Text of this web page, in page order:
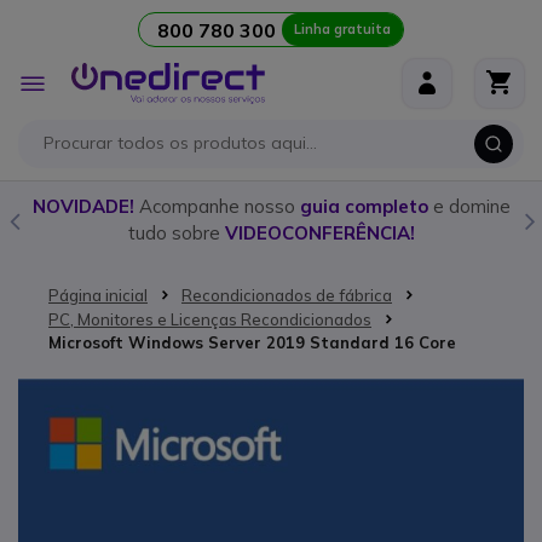
800 780 300 Linha gratuita
Alternar
Nav
NOVIDADE! Acompanhe nosso guia completoe domine
tudo sobre VIDEOCONFERÊNCIA!
Página inicial
Recondicionados de fábrica
PC, Monitores e Licenças Recondicionados
Microsoft Windows Server 2019 Standard 16 Core